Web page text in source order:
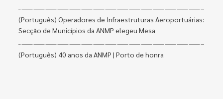
(Português) Operadores de Infraestruturas Aeroportuárias:
Secção de Municípios da ANMP elegeu Mesa
(Português) 40 anos da ANMP | Porto de honra